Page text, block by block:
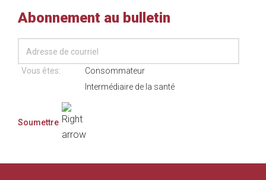
Abonnement au bulletin
Vous êtes:
Consommateur
Intermédiaire de la santé